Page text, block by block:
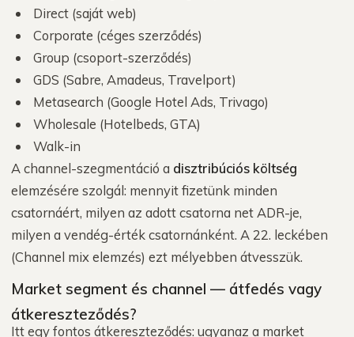
Direct (saját web)
Corporate (céges szerződés)
Group (csoport-szerződés)
GDS (Sabre, Amadeus, Travelport)
Metasearch (Google Hotel Ads, Trivago)
Wholesale (Hotelbeds, GTA)
Walk-in
A channel-szegmentáció a disztribúciós költség
elemzésére szolgál: mennyit fizetünk minden
csatornáért, milyen az adott csatorna net ADR-je,
milyen a vendég-érték csatornánként. A 22. leckében
(Channel mix elemzés) ezt mélyebben átvesszük.
Market segment és channel — átfedés vagy
átkereszteződés?
Itt egy fontos átkereszteződés: ugyanaz a market